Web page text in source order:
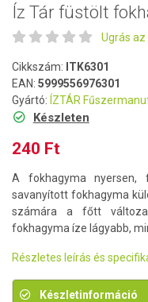
Íz Tár füstölt
Ugrás
Cikkszám: ITK6301
EAN: 5999556976301
Gyártó: ÍZTÁR
Készleten
240 Ft
A fokhagyma
savanyított fokhagyma
számára a főtt
fokhagyma íze lágyabb,
Részletes leírás és
Készletinformáció